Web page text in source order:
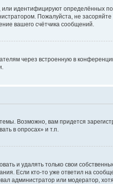
идентифицируют определённых
Пожалуйста, не
вашего счётчика сообщений.
через встроенную в
Возможно, вам придется
в опросах» и т.п.
и удалять только свои
Если кто-то уже ответил на
администратор или модератор,